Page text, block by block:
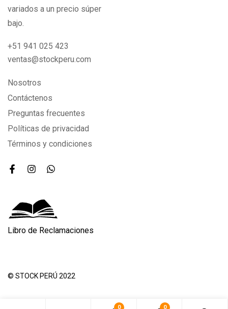
variados a un precio súper
bajo.
+51 941 025 423
ventas@stockperu.com
Nosotros
Contáctenos
Preguntas frecuentes
Políticas de privacidad
Términos y condiciones
Libro de Reclamaciones
© STOCK PERÚ 2022
0 0